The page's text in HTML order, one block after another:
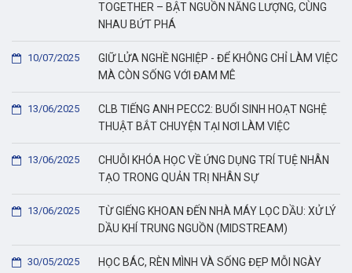
TOGETHER – BẬT NGUỒN NĂNG LƯỢNG, CÙNG
NHAU BỨT PHÁ
GIỮ LỬA NGHỀ NGHIỆP - ĐỂ KHÔNG CHỈ LÀM VIỆC
MÀ CÒN SỐNG VỚI ĐAM MÊ
10/07/2025
CLB TIẾNG ANH PECC2: BUỔI SINH HOẠT NGHỆ
THUẬT BẮT CHUYỆN TẠI NƠI LÀM VIỆC
13/06/2025
CHUỖI KHÓA HỌC VỀ ỨNG DỤNG TRÍ TUỆ NHÂN
TẠO TRONG QUẢN TRỊ NHÂN SỰ
13/06/2025
TỪ GIẾNG KHOAN ĐẾN NHÀ MÁY LỌC DẦU: XỬ LÝ
DẦU KHÍ TRUNG NGUỒN (MIDSTREAM)
13/06/2025
HỌC BÁC, RÈN MÌNH VÀ SỐNG ĐẸP MỖI NGÀY
30/05/2025